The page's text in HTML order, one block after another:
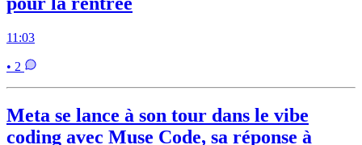
11:03
• 2
Meta se lance à son tour dans le vibe
coding avec Muse Code, sa réponse à